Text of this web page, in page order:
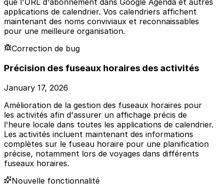
que l'URL d'abonnement dans Google Agenda et autres
applications de calendrier. Vos calendriers affichent
maintenant des noms conviviaux et reconnaissables
pour une meilleure organisation.
Correction de bug
Précision des fuseaux horaires des activités
January 17, 2026
Amélioration de la gestion des fuseaux horaires pour
les activités afin d'assurer un affichage précis de
l'heure locale dans toutes les applications de calendrier.
Les activités incluent maintenant des informations
complètes sur le fuseau horaire pour une planification
précise, notamment lors de voyages dans différents
fuseaux horaires.
Nouvelle fonctionnalité